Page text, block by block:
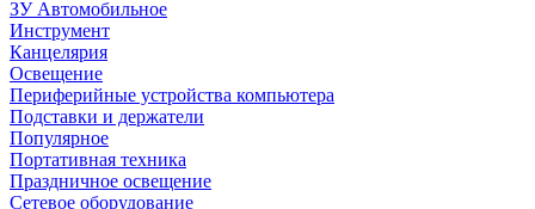
ЗУ Автомобильное
Инструмент
Канцелярия
Освещение
Периферийные устройства компьютера
Подставки и держатели
Популярное
Портативная техника
Праздничное освещение
Сетевое оборудование